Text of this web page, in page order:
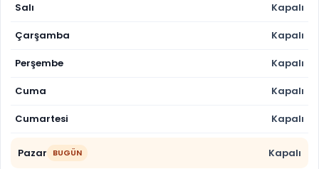
Salı Kapalı
Çarşamba Kapalı
Perşembe Kapalı
Cuma Kapalı
Cumartesi Kapalı
Pazar BUGÜN Kapalı